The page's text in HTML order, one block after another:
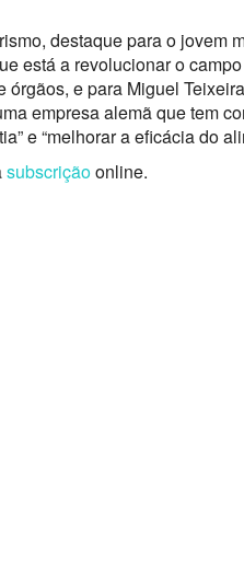
destaque para o jovem
está a revolucionar o
e para Miguel
empresa alemã que tem
e “melhorar a eficácia do
subscriçãoonline.